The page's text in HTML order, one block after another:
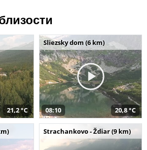
21,2 °C
Sliezsky dom (6 km)
08:10 20,8 °C
Strachankovo - Ždiar (9 km)